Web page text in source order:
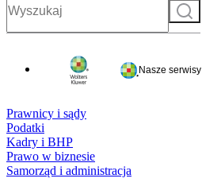
Szukaj
Nasze serwisy
Prawnicy i sądy
Podatki
Kadry i BHP
Prawo w biznesie
Samorząd i administracja